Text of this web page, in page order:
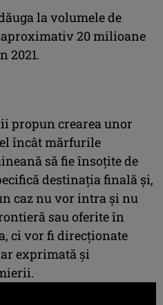
la volumele de
20 milioane
2021.
propun crearea unor
încât mărfurile
să fie însoțite de
destinația finală și,
caz nu vor intra și nu
sau oferite în
ci vor fi direcționate
exprimată și